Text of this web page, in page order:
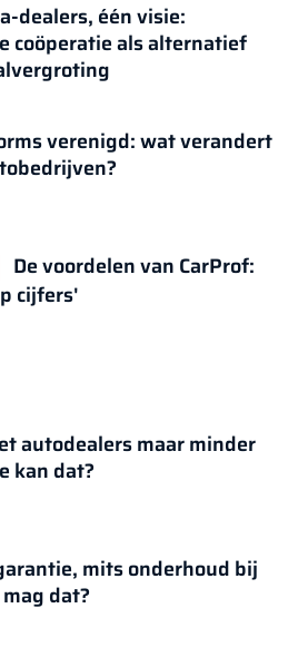
dealers, één visie:
coöperatie als alternatief
verenigd: wat verandert
De voordelen van CarProf:
cijfers'
autodealers maar minder
kan dat?
mits onderhoud bij
dat?